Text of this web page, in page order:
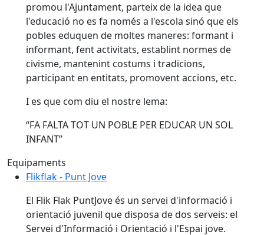
promou l'Ajuntament, parteix de la idea que
l'educació no es fa només a l'escola sinó que els
pobles eduquen de moltes maneres: formant i
informant, fent activitats, establint normes de
civisme, mantenint costums i tradicions,
participant en entitats, promovent accions, etc.
I es que com diu el nostre lema:
“FA FALTA TOT UN POBLE PER EDUCAR UN SOL
INFANT”
Equipaments
Flikflak - Punt Jove
Flikflak - Punt Jove
El Flik Flak PuntJove és un servei d'informació i
orientació juvenil que disposa de dos serveis: el
Servei d'Informació i Orientació i l'Espai jove.